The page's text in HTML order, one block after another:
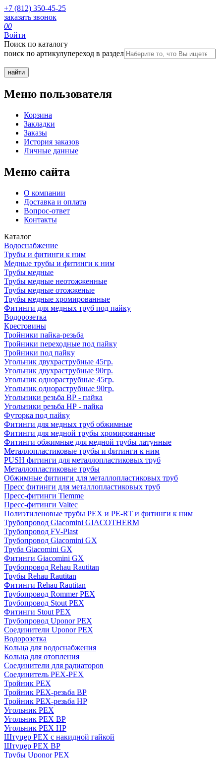
+7 (812) 350-45-25
заказать звонок
00
Войти
Поиск по каталогу
поиск по артикулупереход в раздел
Меню пользователя
Корзина
Закладки
Заказы
История заказов
Личные данные
Меню сайта
О компании
Доставка и оплата
Вопрос-ответ
Контакты
Каталог
Водоснабжение
Трубы и фитинги к ним
Медные трубы и фитинги к ним
Трубы медные
Трубы медные неотожженные
Трубы медные отожженые
Трубы медные хромированные
Фитинги для медных труб под пайку
Водорозетка
Крестовины
Тройники пайка-резьба
Тройники переходные под пайку
Тройники под пайку
Угольник двухраструбные 45гр.
Угольник двухраструбные 90гр.
Угольник однораструбные 45гр.
Угольник однораструбные 90гр.
Угольники резьба ВР - пайка
Угольники резьба НР - пайка
Футорка под пайку
Фитинги для медных труб обжимные
Фитинги для медной трубы хромированные
Фитинги обжимные для медной трубы латунные
Металлопластиковые трубы и фитинги к ним
PUSH фитинги для металлопластиковых труб
Металлопластиковые трубы
Обжимные фитинги для металлопластиковых труб
Пресс фитинги для металлопластиковых труб
Пресс-фитинги Tiemme
Пресс-фитинги Valtec
Полиэтиленовые трубы PEX и PE-RT и фитинги к ним
Трубопровод Giacomini GIACOTHERM
Трубопровод FV-Plast
Трубопровод Giacomini GX
Труба Giacomini GX
Фитинги Giacomini GX
Трубопровод Rehau Rautitan
Трубы Rehau Rautitan
Фитинги Rehau Rautitan
Трубопровод Rommer PEX
Трубопровод Stout PEX
Фитинги Stout PEX
Трубопровод Uponor PEX
Соединители Uponor PEX
Водорозетка
Кольца для водоснабжения
Кольца для отопления
Соединители для радиаторов
Соединитель PEX-PEX
Тройник PEX
Тройник PEX-резьба ВР
Тройник PEX-резьба НР
Угольник PEX
Угольник PEX ВР
Угольник PEX НР
Штуцер PEX c накидной гайкой
Штуцер PEX ВР
Трубы Uponor PEX